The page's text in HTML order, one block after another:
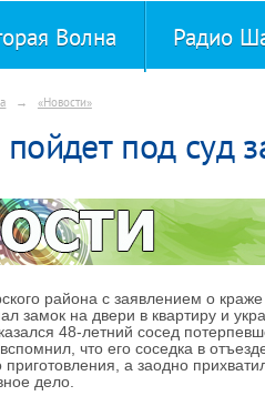
Волна Радио
→ «Новости»
под суд
района с заявлением о
замок на двери в квартиру и
48-летний сосед
что его соседка в
приготовления, а заодно
дело.